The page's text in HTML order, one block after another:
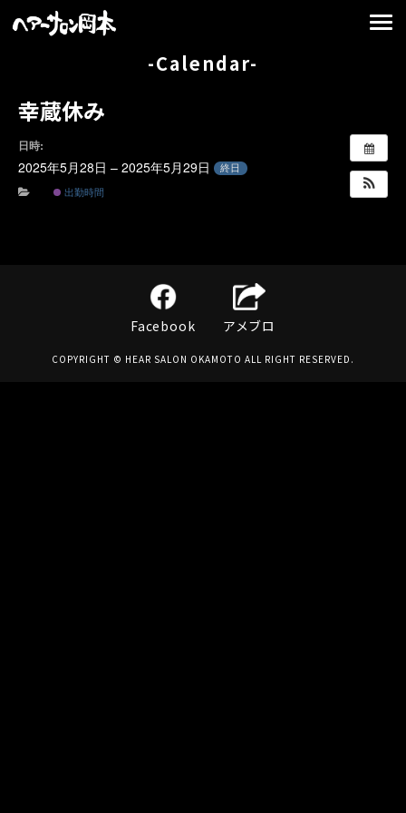
-Calendar-
幸蔵休み
日時:
2025年5月28日 – 2025年5月29日 終日
出勤時間
Facebook アメブロ
COPYRIGHT © HEAR SALON OKAMOTO ALL RIGHT RESERVED.